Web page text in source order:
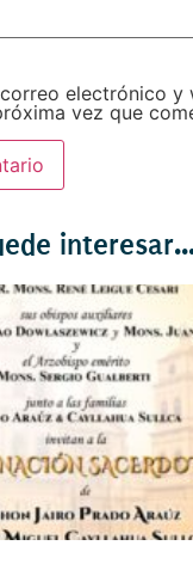
electrónico y
vez que